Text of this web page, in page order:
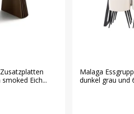
Eich...
Malaga
dunkel grau und